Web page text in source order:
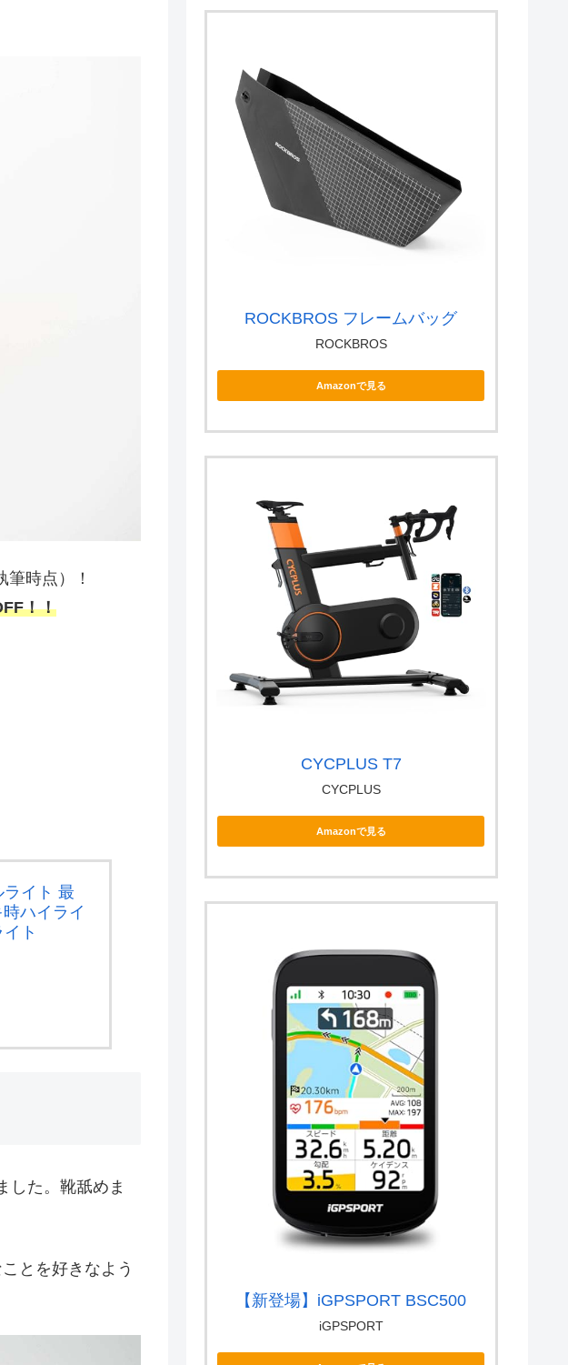
筆時点）！
！！
イト 最
ハイライ
ト
した。靴舐めま
とを好きなよう
ROCKBROS フレームバッグ
ROCKBROS
Amazonで見る
CYCPLUS T7
CYCPLUS
Amazonで見る
【新登場】iGPSPORT BSC500
iGPSPORT